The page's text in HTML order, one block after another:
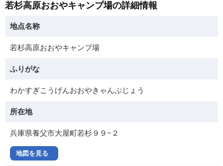
若杉高原おおやキャンプ場の詳細情報
地点名称
若杉高原おおやキャンプ場
ふりがな
わかすぎこうげんおおやきゃんぷじょう
所在地
兵庫県養父市大屋町若杉９９−２
地図を見る